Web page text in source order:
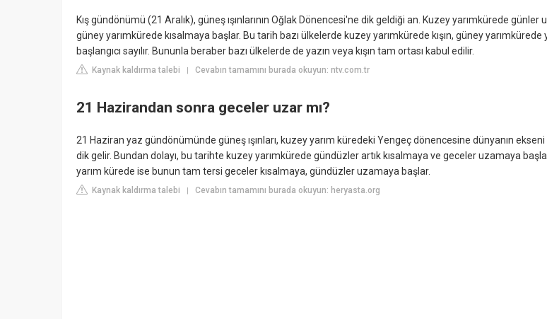
Kış gündönümü (21 Aralık), güneş ışınlarının Oğlak Dönencesi'ne dik geldiği an. Kuzey yarımkürede günler
güney yarımkürede kısalmaya başlar. Bu tarih bazı ülkelerde kuzey yarımkürede kışın, güney yarımkürede
başlangıcı sayılır. Bununla beraber bazı ülkelerde de yazın veya kışın tam ortası kabul edilir.
Kaynak kaldırma talebi | Cevabın tamamını burada okuyun: ntv.com.tr
21 Hazirandan sonra geceler uzar mı?
21 Haziran yaz gündönümünde güneş ışınları, kuzey yarım küredeki Yengeç dönencesine dünyanın
dik gelir. Bundan dolayı, bu tarihte kuzey yarımkürede gündüzler artık kısalmaya ve geceler uzamaya
yarım kürede ise bunun tam tersi geceler kısalmaya, gündüzler uzamaya başlar.
Kaynak kaldırma talebi | Cevabın tamamını burada okuyun: heryasta.org